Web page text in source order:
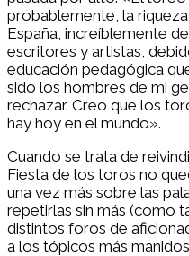
probablemente, la
España, increíblemente
escritores y artistas,
educación pedagógica
sido los hombres de mi
rechazar. Creo que los
hay hoy en el mundo».
Cuando se trata de
Fiesta de los toros no
una vez más sobre las
repetirlas sin más (como
distintos foros de
a los tópicos más